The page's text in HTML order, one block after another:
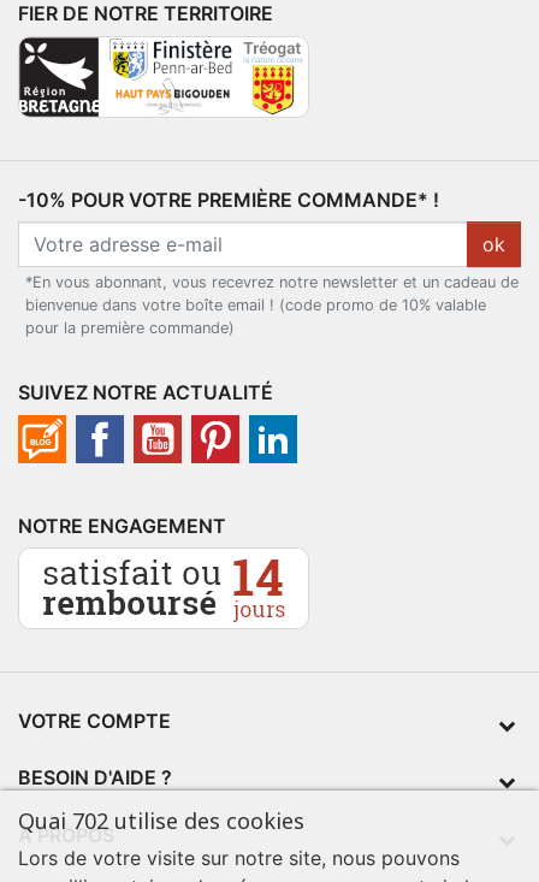
FIER DE NOTRE TERRITOIRE
-10% POUR VOTRE PREMIÈRE COMMANDE* !
ok
*En vous abonnant, vous recevrez notre newsletter et un cadeau de
bienvenue dans votre boîte email ! (code promo de 10% valable
pour la première commande)
SUIVEZ NOTRE ACTUALITÉ
NOTRE ENGAGEMENT
VOTRE COMPTE
BESOIN D'AIDE ?
À PROPOS
Quai 702 utilise des cookies
Lors de votre visite sur notre site, nous pouvons